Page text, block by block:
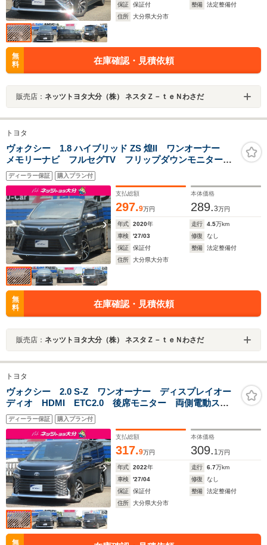
保証
保証付 整備
法定整備付
住所
大分県大分市
無
料
在庫確認・見積依頼
販売店： ネッツトヨタ大分（株） ネスタＺ－ｔｅＮわさだ
トヨタ
ヴォクシー 1.8 ハイブリッド ZS 煌II ワンオーナー
メモリーナビ フルセグTV フリップダウンモニター
ドラレコ前後 ETC デジタルインナーミラー
ディーラー保証 購入プラン付
支払総額
297.9万円
本体価格
289.3万円
年式 2020年 走行 4.5万km
車検
'27/03 修復
なし
保証
保証付 整備
法定整備付
住所
大分県大分市
無
料
在庫確認・見積依頼
販売店： ネッツトヨタ大分（株） ネスタＺ－ｔｅＮわさだ
トヨタ
ヴォクシー 2.0 S-Z ワンオーナー ディスプレイオー
ディオ HDMI ETC2.0 後席モニター 両側電動スラ
イドドア 純正アルミ サポカー
ディーラー保証 購入プラン付
支払総額
317.9万円
本体価格
309. 1万円
年式 2022年 走行 6.7万km
車検
'27/04 修復
なし
保証
保証付 整備
法定整備付
住所
大分県大分市
無